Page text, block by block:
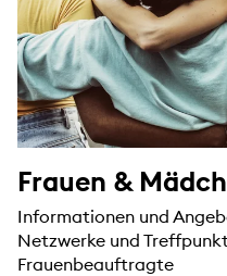
Frauen &
Informationen und
Netzwerke und
Frauenbeauftragte